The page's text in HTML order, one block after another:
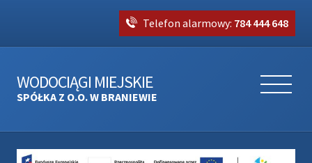
Telefon alarmowy: 784 444 648
WODOCIĄGI MIEJSKIE
SPÓŁKA Z O.O. W BRANIEWIE